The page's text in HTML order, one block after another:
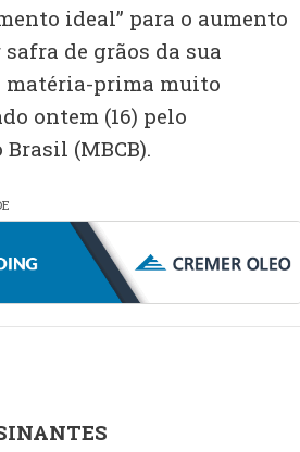
ideal” para o aumento
de grãos da sua
matéria-prima muito
ontem (16) pelo
(MBCB).